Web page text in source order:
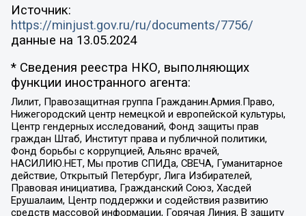
Источник:
https://minjust.gov.ru/ru/documents/7756/
данные на 13.05.2024
* Сведения реестра НКО, выполняющих
функции иностранного агента:
Лилит, Правозащитная группа Гражданин.Армия.Право,
Нижегородский центр немецкой и европейской культуры,
Центр гендерных исследований, Фонд защиты прав
граждан Штаб, Институт права и публичной политики,
Фонд борьбы с коррупцией, Альянс врачей,
НАСИЛИЮ.НЕТ, Мы против СПИДа, СВЕЧА, Гуманитарное
действие, Открытый Петербург, Лига Избирателей,
Правовая инициатива, Гражданский Союз, Хасдей
Ерушалаим, Центр поддержки и содействия развитию
средств массовой информации, Горячая Линия, В защиту